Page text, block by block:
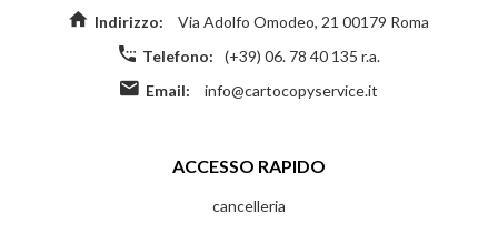
Indirizzo:
Via Adolfo Omodeo, 21 00179 Roma
Telefono:
(+39) 06. 78 40 135 r.a.
Email:
info@cartocopyservice.it
ACCESSO RAPIDO
cancelleria